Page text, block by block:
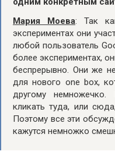
Мария Моева: Так
экспериментах они
любой пользователь
более экспериментах,
беспрерывно. Они же
для нового one box,
другому
кликать туда, или
Поэтому все эти
кажутся немножко